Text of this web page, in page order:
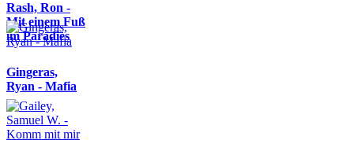
Rash, Ron -
Mit einem Fuß
im Paradies
Gingeras,
Ryan - Mafia